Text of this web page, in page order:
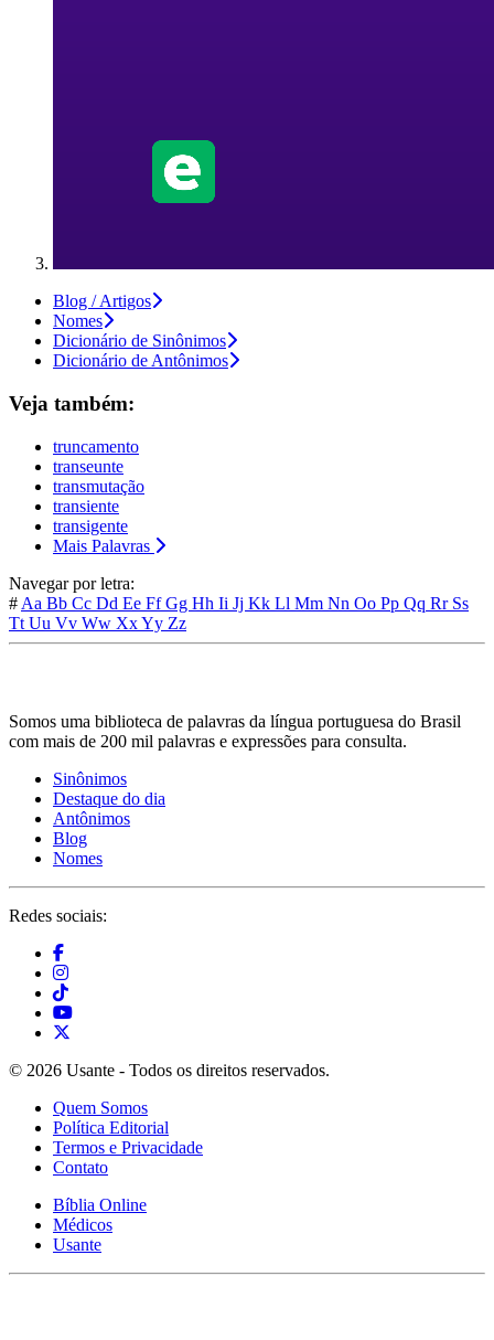
Blog / Artigos
Nomes
Dicionário de Sinônimos
Dicionário de Antônimos
Veja também:
truncamento
transeunte
transmutação
transiente
transigente
Mais Palavras
Navegar por letra:
# Aa Bb Cc Dd Ee FfGg Hh Ii Jj Kk Ll Mm Nn Oo Pp Qq Rr Ss
Tt Uu Vv Ww XxYy Zz
Somos uma biblioteca de palavras da língua portuguesa do Brasil
com mais de 200 mil palavras e expressões para consulta.
Sinônimos
Destaque do dia
Antônimos
Blog
Nomes
Redes sociais:
© 2026 Usante - Todos os direitos reservados.
Quem Somos
Política Editorial
Termos e Privacidade
Contato
Bíblia Online
Médicos
Usante